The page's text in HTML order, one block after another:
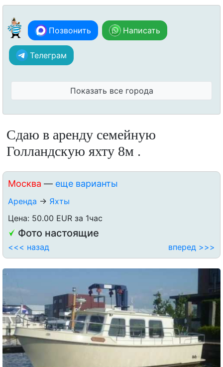
Позвонить Написать
Телеграм
Показать все города
Сдаю в аренду семейную
Голландскую яхту 8м .
Москва — еще варианты
Аренда → Яхты
Цена: 50.00 EUR за 1час
Фото настоящие
<<< назад вперед >>>